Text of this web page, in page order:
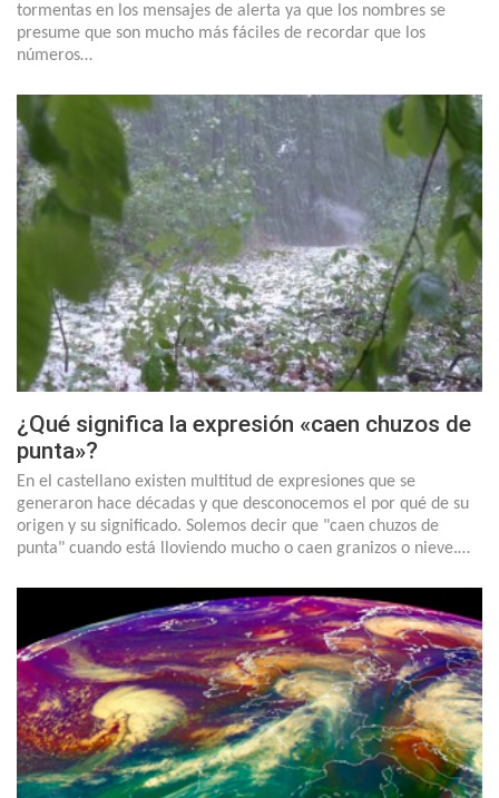
tormentas en los mensajes de alerta ya que los nombres se
presume que son mucho más fáciles de recordar que los
números…
¿Qué significa la expresión «caen chuzos de
punta»?
En el castellano existen multitud de expresiones que se
generaron hace décadas y que desconocemos el por qué de su
origen y su significado. Solemos decir que "caen chuzos de
punta" cuando está lloviendo mucho o caen granizos o nieve.…